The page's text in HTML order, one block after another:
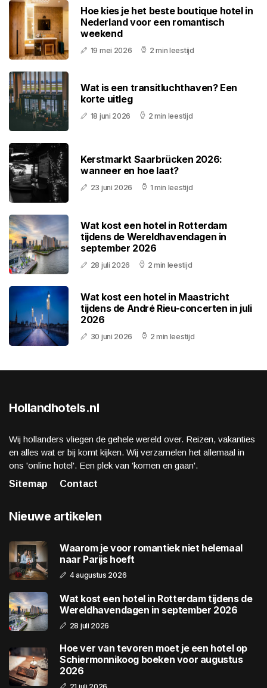
Hoe kies je het beste boutique hotel in
Nederland voor een romantisch
weekend
19 mei 2026 2 min leestijd
Wat is een transitluchthaven? Een
korte uitleg
18 juni 2026 2 min leestijd
Kerstmarkt Saarbrücken 2026:
wanneer en hoe laat?
23 juni 2026 1 min leestijd
Wat kost een hotel in Rotterdam
tijdens de Wereldhavendagen in
september 2026
28 juli 2026 2 min leestijd
Wat kost een hotel in Maastricht
tijdens de André Rieu-concerten in juli
2026
30 juni 2026 2 min leestijd
Hollandhotels.nl
Wij hollanders vliegen de gehele wereld over. Reizen, vakanties
en alles wat er bij komt kijken. Wij verzamelen het allemaal in
ons 'online hotel'. Een plek van 'komen en gaan'.
Sitemap
Contact
Nieuwe artikelen
Waarom je voor romantiek niet helemaal
naar Parijs hoeft
4 augustus 2026
Wat kost een hotel in Rotterdam tijdens de
Wereldhavendagen in september 2026
28 juli 2026
Hoe ver van tevoren moet je een hotel op
Schiermonnikoog boeken voor augustus
2026